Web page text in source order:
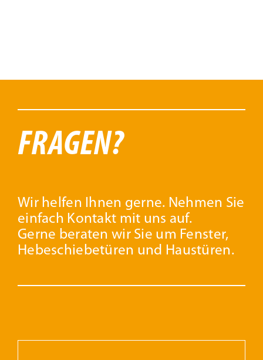
Die
auf
gewählt
werden
FRAGEN?
Wir helfen Ihnen gerne. Nehmen Sie
einfach Kontakt mit uns auf.
Gerne beraten wir Sie um Fenster,
Hebeschiebetüren und Haustüren.